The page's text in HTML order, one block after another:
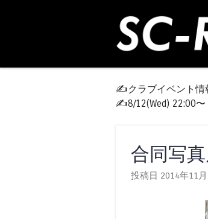
✍️クラブイベント情
✍️8/12(Wed) 22:00〜
合同写
投稿日 2014年11